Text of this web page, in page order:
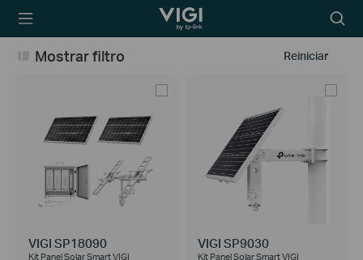
TP-Link, Reliably
icon
Reiniciar
Mostrar filtro
VIGI SP18090
Kit Panel Solar Smart VIGI
VIGI SP9030
Kit Panel Solar Smart VIGI